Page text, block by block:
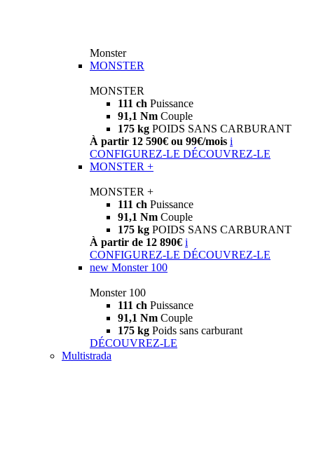
Monster
MONSTER
MONSTER
111 ch Puissance
91,1 Nm Couple
175 kg POIDS SANS CARBURANT
À partir 12 590€ ou 99€/mois i
CONFIGUREZ-LE DÉCOUVREZ-LE
MONSTER +
MONSTER +
111 ch Puissance
91,1 Nm Couple
175 kg POIDS SANS CARBURANT
À partir de 12 890€ i
CONFIGUREZ-LE DÉCOUVREZ-LE
new Monster 100
Monster 100
111 ch Puissance
91,1 Nm Couple
175 kg Poids sans carburant
DÉCOUVREZ-LE
Multistrada